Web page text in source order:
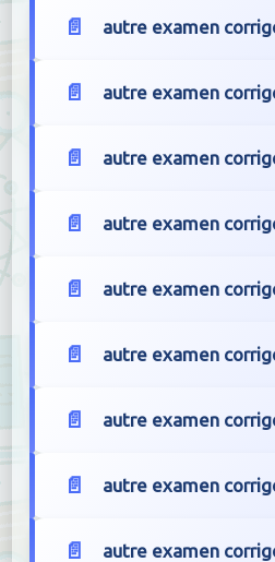
autre examen
autre examen
autre examen
autre examen
autre examen
autre examen
autre examen
autre examen
autre examen